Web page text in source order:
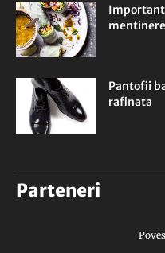
Pantofii
rafinata
Parteneri